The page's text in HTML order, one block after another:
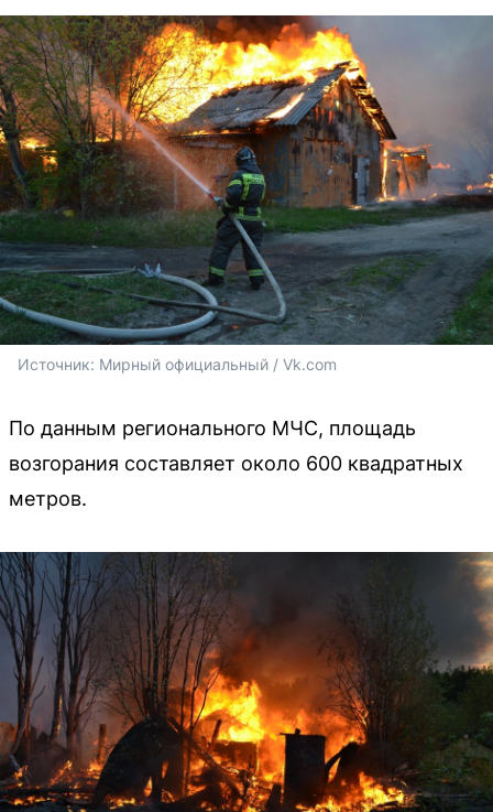
Источник: Мирный официальный / Vk.com
По данным регионального МЧС, площадь
возгорания составляет около 600 квадратных
метров.